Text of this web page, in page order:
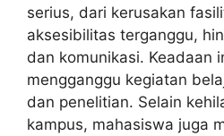
serius, dari kerusakan
aksesibilitas terganggu,
dan komunikasi. Keadaan
mengganggu kegiatan
dan penelitian. Selain
kampus, mahasiswa juga